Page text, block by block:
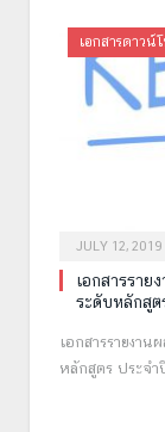
เอกสารดาวน์
JULY 12, 2019
เอกสารรา
ระดับหลักสู
เอกสารรายงา
หลักสูตร ประจ